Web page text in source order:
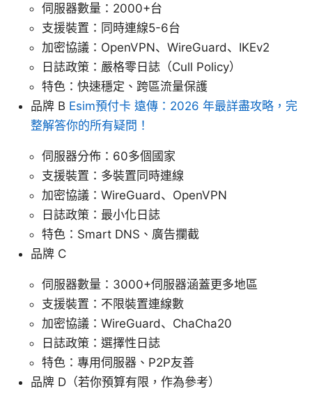
伺服器數量：2000+台
支援裝置：同時連線5-6台
加密協議：OpenVPN、WireGuard、IKEv2
日誌政策：嚴格零日誌（Cull Policy）
特色：快速穩定、跨區流量保護
品牌 B Esim預付卡 遠傳：2026 年最詳盡攻略，完
整解答你的所有疑問！
伺服器分佈：60多個國家
支援裝置：多裝置同時連線
加密協議：WireGuard、OpenVPN
日誌政策：最小化日誌
特色：Smart DNS、廣告攔截
品牌 C
伺服器數量：3000+伺服器涵蓋更多地區
支援裝置：不限裝置連線數
加密協議：WireGuard、ChaCha20
日誌政策：選擇性日誌
特色：專用伺服器、P2P友善
品牌 D（若你預算有限，作為參考）